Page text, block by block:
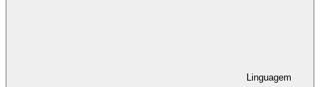
Linguagem